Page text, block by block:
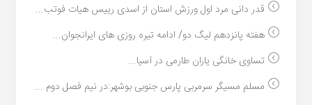
قدر دانی مرد اول ورزش استان از اسدی رییس هیات فوتب...
هفته پانزدهم لیگ دو/ ادامه تیره روزی های ایرانجوان...
تساوی خانگی یاران طارمی در آسیا...
مسلم مسیگر سرمربی پارس جنوبی بوشهر:در نیم فصل دوم ...